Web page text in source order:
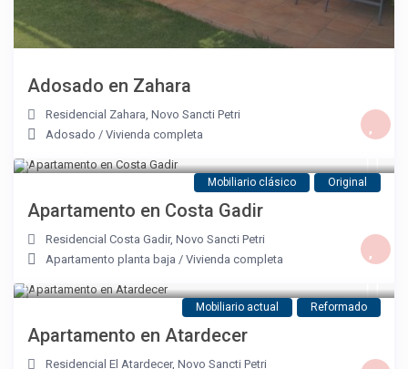
Adosado en Zahara
Residencial Zahara,Novo Sancti Petri
Adosado /Vivienda completa
Mobiliario clásico Original
Apartamento en Costa Gadir
Residencial Costa Gadir,Novo Sancti Petri
Apartamento planta baja /Vivienda completa
Mobiliario actual Reformado
Apartamento en Atardecer
Residencial El Atardecer,Novo Sancti Petri